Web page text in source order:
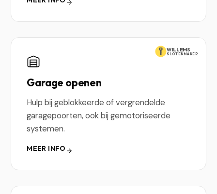
WILLEMS
SLOTENMAKER
Garage openen
Hulp bij geblokkeerde of vergrendelde
garagepoorten, ook bij gemotoriseerde
systemen.
MEER INFO